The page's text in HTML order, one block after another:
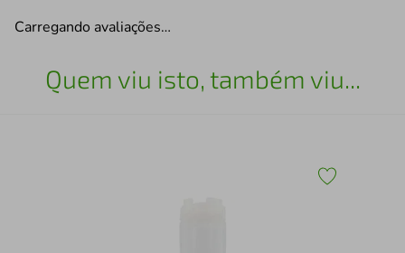
Carregando avaliações…
Quem viu isto, também viu...